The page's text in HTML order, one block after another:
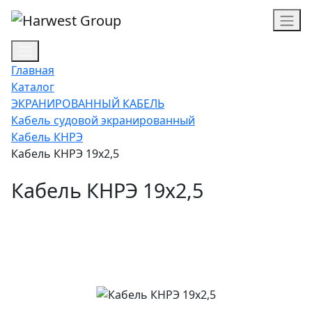
Главная
Каталог
ЭКРАНИРОВАННЫЙ КАБЕЛЬ
Кабель судовой экранированный
Кабель КНРЭ
Кабель КНРЭ 19х2,5
Кабель КНРЭ 19х2,5